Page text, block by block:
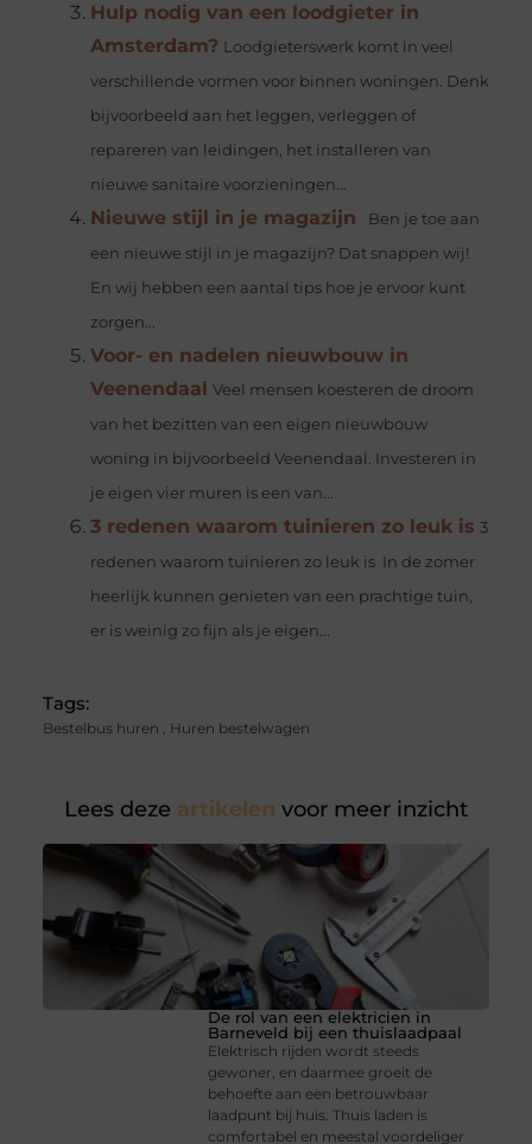
Hulp nodig van een loodgieter in
Amsterdam? Loodgieterswerk komt in veel
verschillende vormen voor binnen woningen. Denk
bijvoorbeeld aan het leggen, verleggen of
repareren van leidingen, het installeren van
nieuwe sanitaire voorzieningen...
Nieuwe stijl in je magazijn
Ben je toe aan
een nieuwe stijl in je magazijn? Dat snappen wij!
En wij hebben een aantal tips hoe je ervoor kunt
zorgen...
Voor- en nadelen nieuwbouw in
Veenendaal Veel mensen koesteren de droom
van het bezitten van een eigen nieuwbouw
woning in bijvoorbeeld Veenendaal. Investeren in
je eigen vier muren is een van...
3 redenen waarom tuinieren zo leuk is 3
redenen waarom tuinieren zo leuk is In de zomer
heerlijk kunnen genieten van een prachtige tuin,
er is weinig zo fijn als je eigen...
Tags:
Bestelbus huren , Huren bestelwagen
Lees deze artikelen voor meer inzicht
De rol van een elektricien in
Barneveld bij een thuislaadpaal
Elektrisch rijden wordt steeds
gewoner, en daarmee groeit de
behoefte aan een betrouwbaar
laadpunt bij huis. Thuis laden is
comfortabel en meestal voordeliger